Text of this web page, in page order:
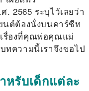
2565 ระบุไว้เลยว่า
นต์ต้องนั่งบนคาร์ซีท
รื่องที่คุณพ่อคุณแม่
ทความนี้เราจึงขอไป
หรับเด็กแต่ละ